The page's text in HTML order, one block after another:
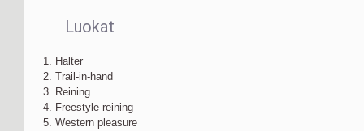
Luokat
1. Halter
2. Trail-in-hand
3. Reining
4. Freestyle reining
5. Western pleasure